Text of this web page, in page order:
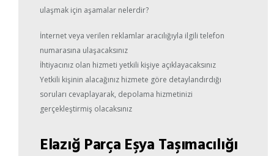
ulaşmak için aşamalar nelerdir?
İnternet veya verilen reklamlar aracılığıyla ilgili telefon
numarasına ulaşacaksınız
İhtiyacınız olan hizmeti yetkili kişiye açıklayacaksınız
Yetkili kişinin alacağınız hizmete göre detaylandırdığı
soruları cevaplayarak, depolama hizmetinizi
gerçekleştirmiş olacaksınız
Elazığ Parça Eşya Taşımacılığı